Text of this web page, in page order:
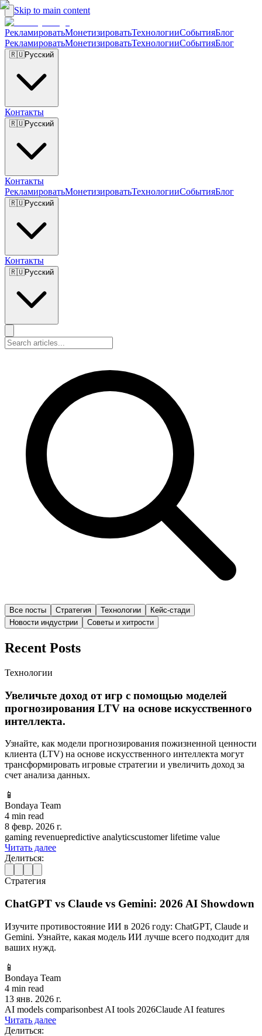
Skip to main content
РекламироватьМонетизироватьТехнологииСобытияБлог
РекламироватьМонетизироватьТехнологииСобытияБлог
🇷🇺Русский
Контакты
🇷🇺Русский
Контакты
РекламироватьМонетизироватьТехнологииСобытияБлог
🇷🇺Русский
Контакты
🇷🇺Русский
Все посты Стратегия Технологии
Кейс-стади
Новости индустрии
Советы и хитрости
Recent Posts
Технологии
Увеличьте доход от игр с помощью моделей
прогнозирования LTV на основе искусственного
интеллекта.
Узнайте, как модели прогнозирования пожизненной ценности
клиента (LTV) на основе искусственного интеллекта могут
трансформировать игровые стратегии и увеличить доход за
счет анализа данных.
📱
Bondaya Team
4 min read
8 февр. 2026 г.
gaming revenuepredictive analyticscustomer lifetime value
Читать далее
Делиться:
Стратегия
ChatGPT vs Claude vs Gemini: 2026 AI Showdown
Изучите противостояние ИИ в 2026 году: ChatGPT, Claude и
Gemini. Узнайте, какая модель ИИ лучше всего подходит для
ваших нужд.
📱
Bondaya Team
4 min read
13 янв. 2026 г.
AI models comparisonbest AI tools 2026Claude AI features
Читать далее
Делиться: